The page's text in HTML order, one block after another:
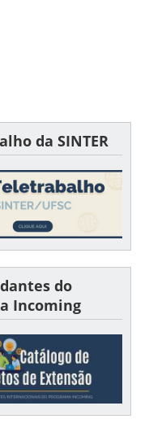
da SINTER
do
Incoming